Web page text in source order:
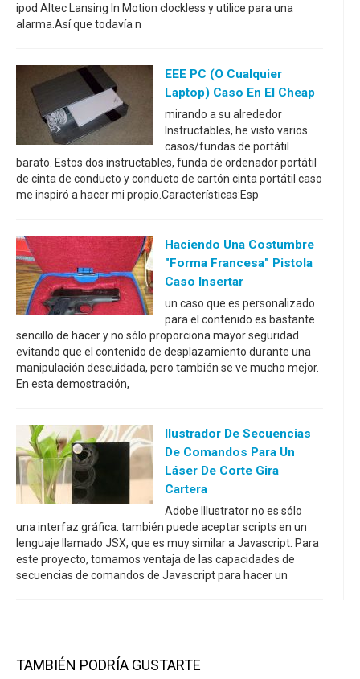
ipod Altec Lansing In Motion clockless y utilice para una
alarma.Así que todavía n
EEE PC (o Cualquier
Laptop) Caso En El Cheap
mirando a su alrededor
Instructables, he visto varios
casos/fundas de portátil
barato. Estos dos instructables, funda de ordenador portátil
de cinta de conducto y conducto de cartón cinta portátil caso
me inspiró a hacer mi propio.Características:Esp
Haciendo Una Costumbre
"Forma Francesa" Pistola
Caso Insertar
un caso que es personalizado
para el contenido es bastante
sencillo de hacer y no sólo proporciona mayor seguridad
evitando que el contenido de desplazamiento durante una
manipulación descuidada, pero también se ve mucho mejor.
En esta demostración,
Ilustrador De Secuencias
De Comandos Para Un
Láser De Corte Gira
Cartera
Adobe Illustrator no es sólo
una interfaz gráfica. también puede aceptar scripts en un
lenguaje llamado JSX, que es muy similar a Javascript. Para
este proyecto, tomamos ventaja de las capacidades de
secuencias de comandos de Javascript para hacer un
TAMBIÉN PODRÍA GUSTARTE